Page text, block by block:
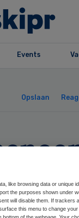
Events
Opslaan
like browsing data or unique
the purposes shown under
will disable them. If trackers
this menu to change